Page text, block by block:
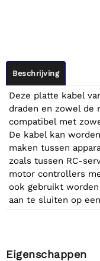
Beschrijving
Deze platte kabel
draden en zowel de
compatibel met
De kabel kan
maken tussen
zoals tussen RC-
motor controllers
ook gebruikt
aan te sluiten op
Eigenschappen